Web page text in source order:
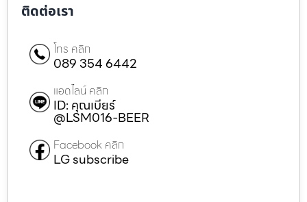
ติดต่อเรา
โทร คลิก
089 354 6442
แอดไลน์ คลิก
ID: คุณเบียร์
@LSM016-BEER
Facebook คลิก
LG subscribe